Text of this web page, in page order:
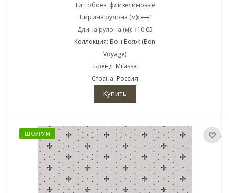
Тип обоев: флизелиновые
Ширина рулона (м): ⟷1
Длина рулона (м): ↕10.05
Коллекция: Бон Вояж (Bon
Voyage)
Бренд: Milassa
Страна: Россия
Купить
ШОУРУМ